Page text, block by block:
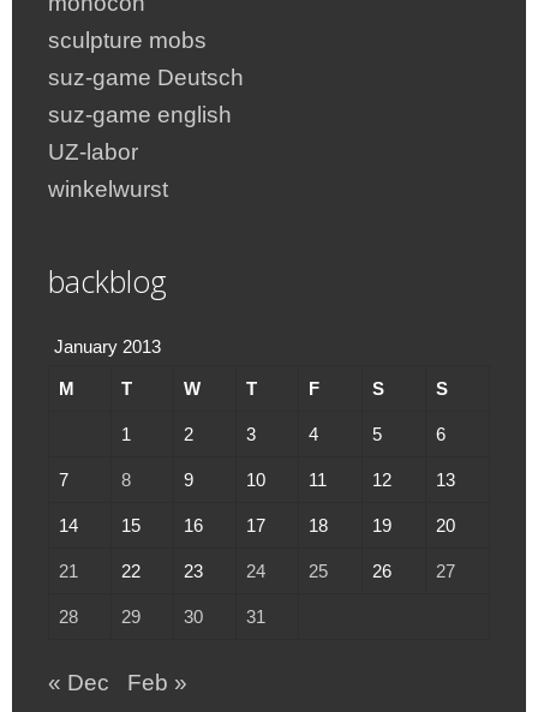
sculpture mobs
suz-game Deutsch
suz-game english
UZ-labor
winkelwurst
backblog
January 2013
M T W T F S S
1 2 3 4 5 6
7 8 9 10 11 12 13
14 15 16 17 18 19 20
21 22 23 24 25 26 27
28 29 30 31
« Dec Feb »